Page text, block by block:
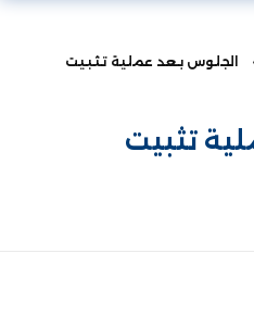
الجلوس بعد عملية تثبيت
تثبيت